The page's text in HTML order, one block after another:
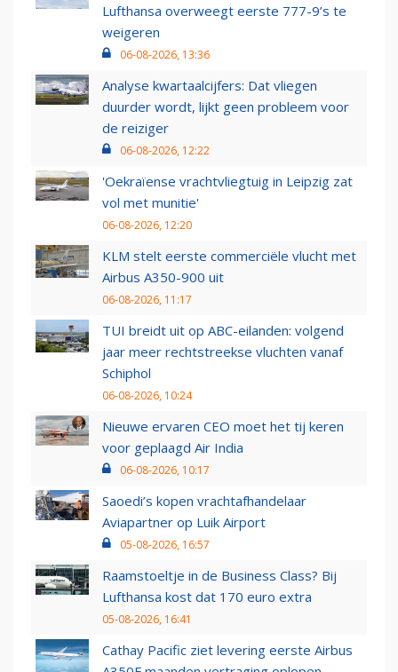
Lufthansa overweegt eerste 777-9’s te
weigeren
06-08-2026, 13:36
Analyse kwartaalcijfers: Dat vliegen
duurder wordt, lijkt geen probleem voor
de reiziger
06-08-2026, 12:22
'Oekraïense vrachtvliegtuig in Leipzig zat
vol met munitie'
06-08-2026, 12:20
KLM stelt eerste commerciële vlucht met
Airbus A350-900 uit
06-08-2026, 11:17
TUI breidt uit op ABC-eilanden: volgend
jaar meer rechtstreekse vluchten vanaf
Schiphol
06-08-2026, 10:24
Nieuwe ervaren CEO moet het tij keren
voor geplaagd Air India
06-08-2026, 10:17
Saoedi’s kopen vrachtafhandelaar
Aviapartner op Luik Airport
05-08-2026, 16:57
Raamstoeltje in de Business Class? Bij
Lufthansa kost dat 170 euro extra
05-08-2026, 16:41
Cathay Pacific ziet levering eerste Airbus